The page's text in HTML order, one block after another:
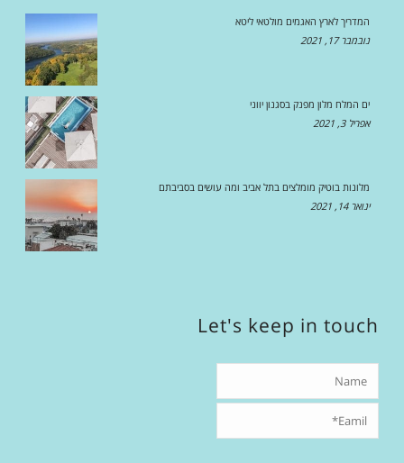
המדריך לארץ האגמים מולטאי ליטא
נובמבר 17, 2021
ים המלח מלון מפנק בסגנון יווני
אפריל 3, 2021
מלונות בוטיק מומלצים בתל אביב ומה עושים בסביבתם
ינואר 14, 2021
Let's keep in touch